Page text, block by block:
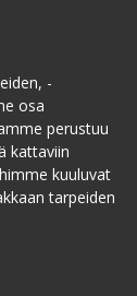
-
osa
perustuu
kattaviin
kuuluvat
tarpeiden